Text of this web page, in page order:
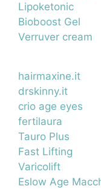
Lipoketonic
Bioboost Gel
Verruver cream
hairmaxine.it
drskinny.it
crio age eyes
fertilaura
Tauro Plus
Fast Lifting
Varicolift
Eslow Age